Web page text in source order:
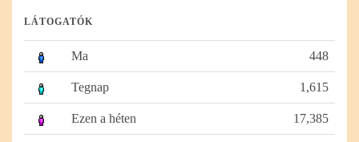
LÁTOGATÓK
Ma 448
Tegnap 1,615
Ezen a héten 17,385